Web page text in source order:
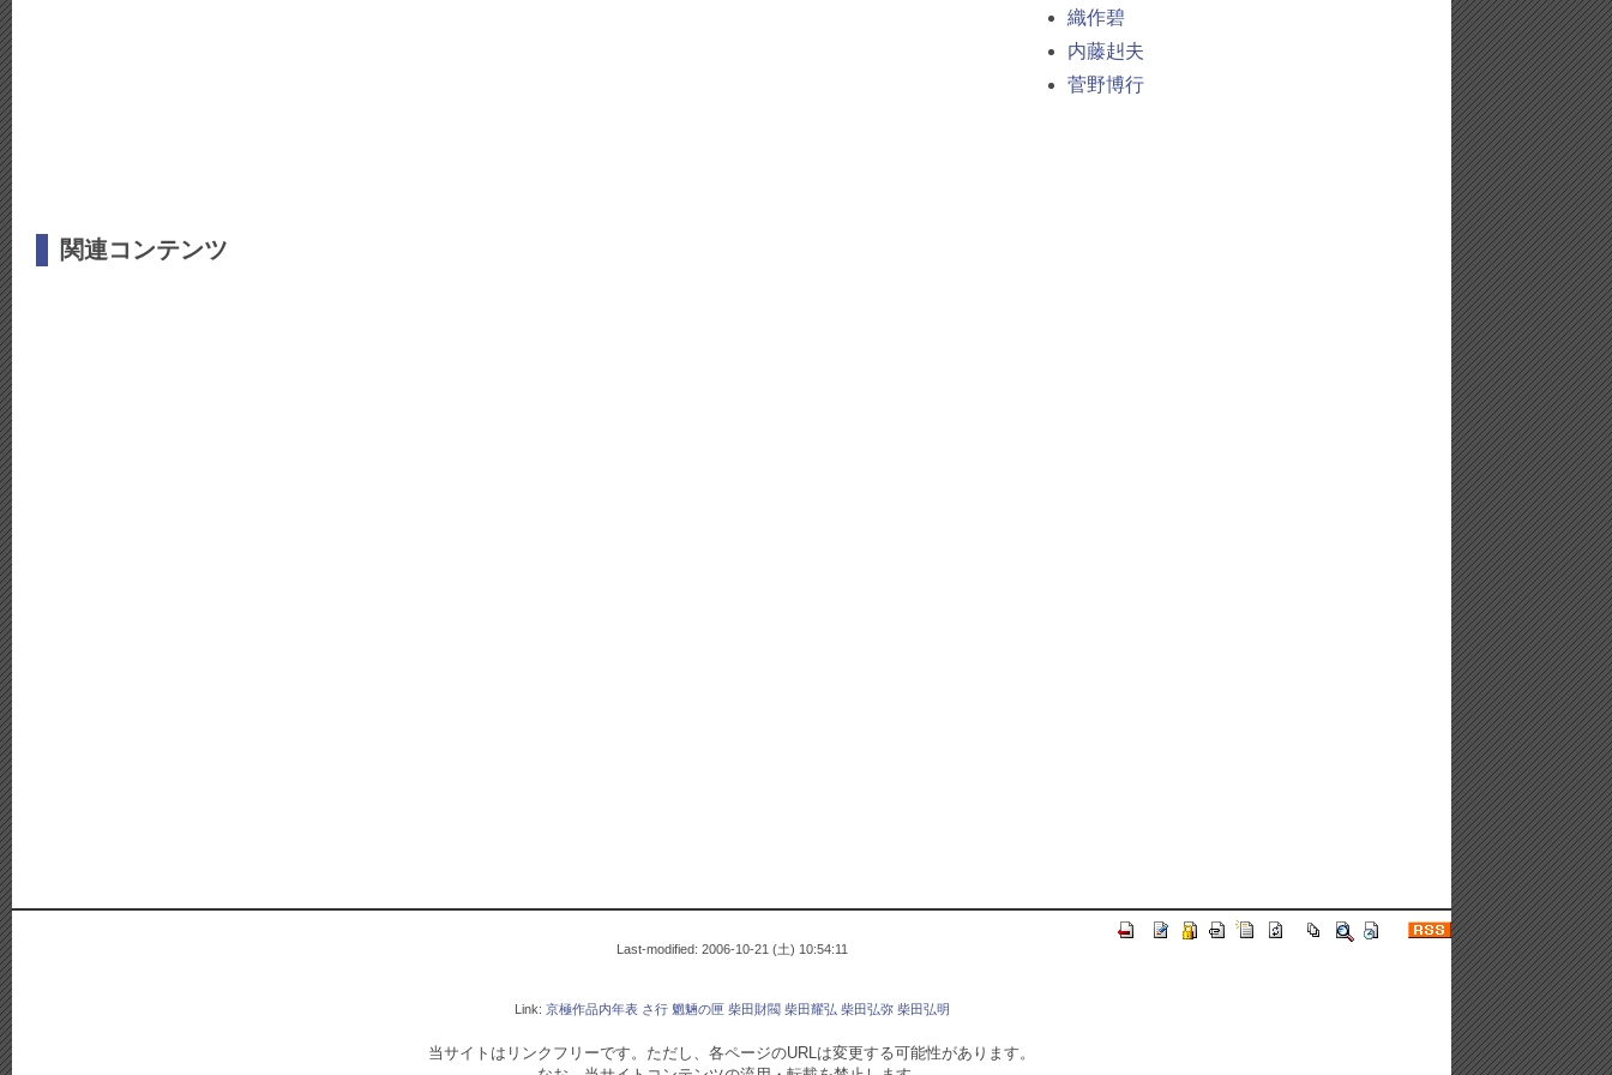
関連コンテンツ
織作碧
内藤赳夫
菅野博行
Last-modified: 2006-10-21 (土) 10:54:11
Link: 京極作品内年表 さ行 魍魎の匣 柴田財閥 柴田耀弘 柴田弘弥 柴田弘明
当サイトはリンクフリーです。ただし、各ページのURLは変更する可能性があります。